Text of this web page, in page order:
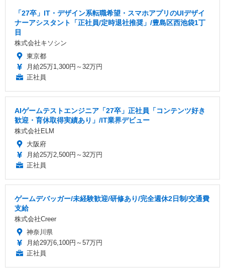
「27卒」IT・デザイン系転職希望・スマホアプリのUIデザイ
ナーアシスタント「正社員/定時退社推奨」/豊島区西池袋1丁
目
株式会社キソシン
東京都
月給25万1,300円～32万円
正社員
AIゲームテストエンジニア「27卒」正社員「コンテンツ好き
歓迎・育休取得実績あり」/IT業界デビュー
株式会社ELM
大阪府
月給25万2,500円～32万円
正社員
ゲームデバッガー/未経験歓迎/研修あり/完全週休2日制/交通費
支給
株式会社Creer
神奈川県
月給29万6,100円～57万円
正社員